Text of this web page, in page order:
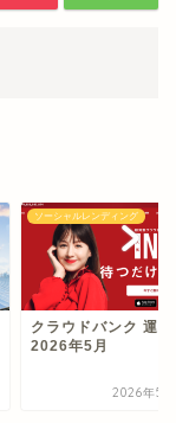
ソーシャルレンディング
クラウドバンク 運
2026年5月
2026年5